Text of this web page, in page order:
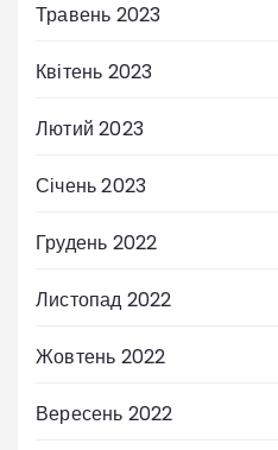
Травень 2023
Квітень 2023
Лютий 2023
Січень 2023
Грудень 2022
Листопад 2022
Жовтень 2022
Вересень 2022